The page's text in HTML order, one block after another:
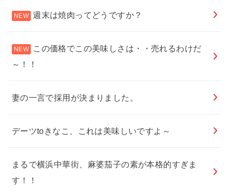
週末は焼肉ってどうですか？
この価格でこの美味しさは・・売れるわけだ
～！！
妻の一言で採用が決まりました。
デーツtoきなこ、これは美味しいですよ～
まるで横浜中華街、麻婆茄子の素が本格的すぎま
す！！